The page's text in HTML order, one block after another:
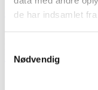
de har indsamlet
Nødvendig
Generalforsamling
læs mere